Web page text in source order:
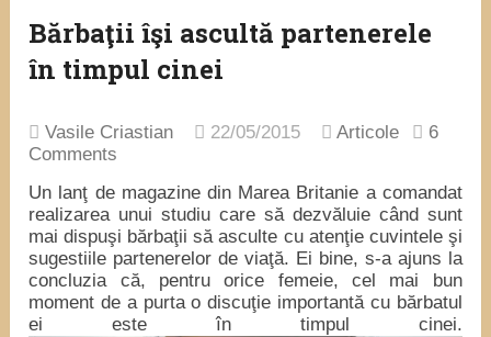
Bărbaţii îşi ascultă partenerele
în timpul cinei
Vasile Criastian 22/05/2015 Articole
6
Comments
Un lanţ de magazine din Marea Britanie a comandat
realizarea unui studiu care să dezvăluie când sunt
mai dispuşi bărbaţii să asculte cu atenţie cuvintele şi
sugestiile partenerelor de viaţă. Ei bine, s-a ajuns la
concluzia că, pentru orice femeie, cel mai bun
moment de a purta o discuţie importantă cu bărbatul
ei este în timpul cinei.